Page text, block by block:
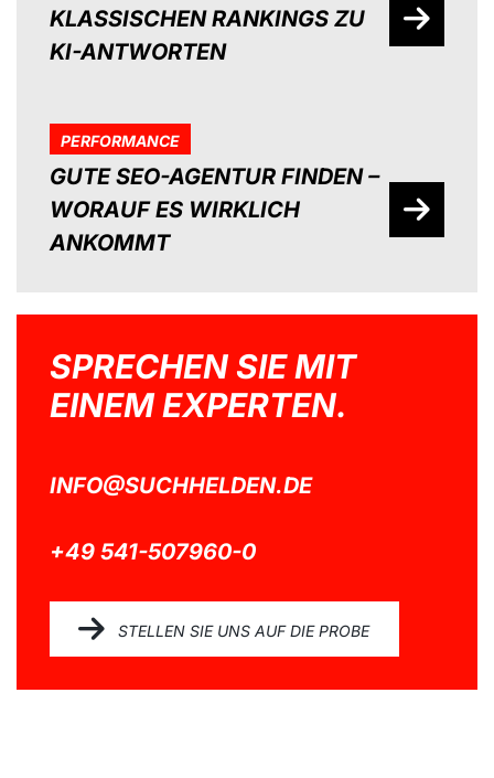
KLASSISCHEN RANKINGS ZU
KI-ANTWORTEN
PERFORMANCE
GUTE SEO-AGENTUR FINDEN –
WORAUF ES WIRKLICH
ANKOMMT
SPRECHEN SIE MIT
EINEM EXPERTEN.
INFO@SUCHHELDEN.DE
+49 541-507960-0
STELLEN SIE UNS AUF DIE PROBE